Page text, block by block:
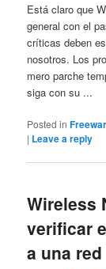
Está claro que
general con el
críticas deben
nosotros. Los
mero parche
siga con su ...
Posted in
| Leave a reply
Wireless
verificar
a una